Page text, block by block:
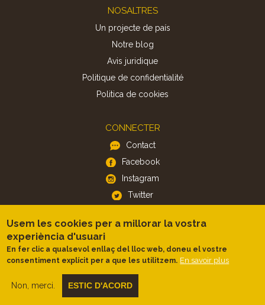
NOSALTRES
Un projecte de país
Notre blog
Avis juridique
Politique de confidentialité
Politica de cookies
CONNECTER
Contact
Facebook
Instagram
Twitter
APP
iOS
Android
Usem les cookies per a millorar la vostra
experiència d'usuari
En fer clic a qualsevol enllaç del lloc web, doneu el vostre
consentiment explícit per a que les utilitzem. En savoir plus
Non, merci. ESTIC D'ACORD